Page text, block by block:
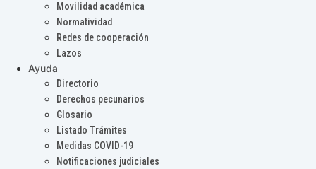
Movilidad académica
Normatividad
Redes de cooperación
Lazos
Ayuda
Directorio
Derechos pecunarios
Glosario
Listado Trámites
Medidas COVID-19
Notificaciones judiciales